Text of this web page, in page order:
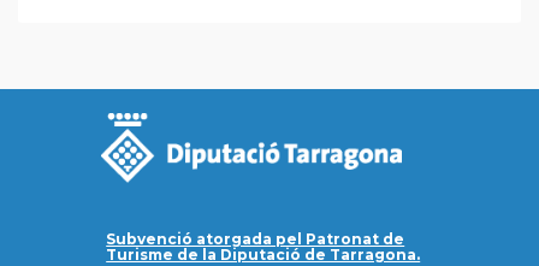
Subvenció atorgada pel Patronat de
Turisme de la Diputació de Tarragona.